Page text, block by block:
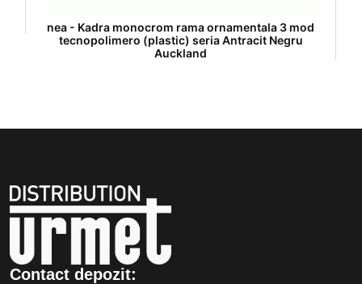
nea - Kadra monocrom rama ornamentala 3 mod
tecnopolimero (plastic) seria Antracit Negru
Auckland
Contact depozit: